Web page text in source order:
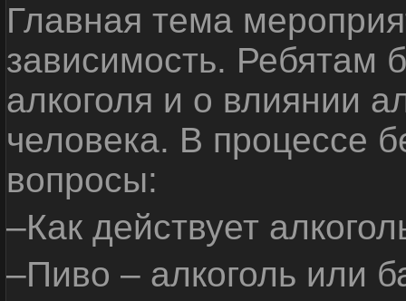
Главная тема
зависимость. Ребятам
алкоголя и о влиянии
человека. В процессе
вопросы:
–Как действует
–Пиво – алкоголь или